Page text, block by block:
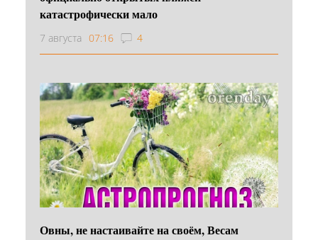
катастрофически мало
7 августа 07:16 4
Овны, не настаивайте на своём, Весам